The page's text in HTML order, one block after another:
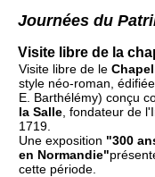
Journées du
Visite libre de la
Visite libre de le
style néo-roman,
E. Barthélémy) conçu
la Salle , fondateur de
1719.
Une exposition "300
en Normandie"
cette période.